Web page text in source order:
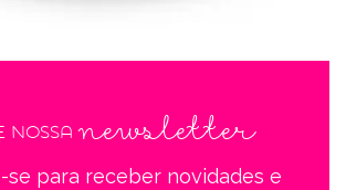
nossanewsletter
se para receber novidades e